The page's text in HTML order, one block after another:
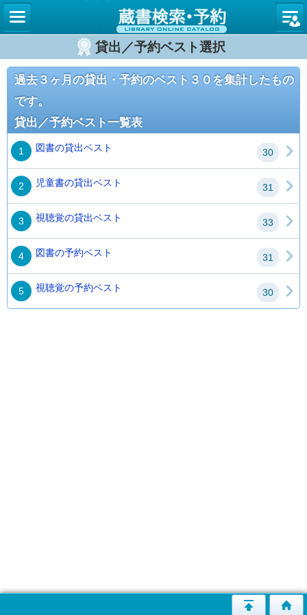
図書館
貸出／予約ベスト選択
過去３ヶ月の貸出・予約のベスト３０を集計したもの
です。
貸出／予約ベスト一覧表
1 図書の貸出ベスト 30
2 児童書の貸出ベスト 31
3 視聴覚の貸出ベスト 33
4 図書の予約ベスト 31
5 視聴覚の予約ベスト 30